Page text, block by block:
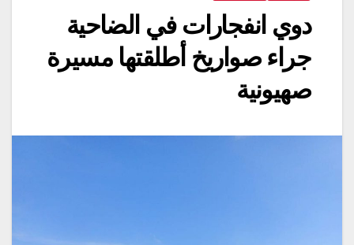
دوي انفجارات في الضاحية
جراء صواريخ أطلقتها مسيرة
صهيونية